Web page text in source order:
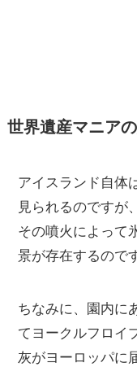
世界遺産マニア
アイスランド自体
見られるのですが
その噴火によって
景が存在するので
ちなみに、園内に
てヨークルフロイ
灰がヨーロッパに